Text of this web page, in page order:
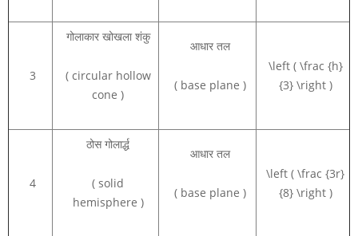
3
गोलाकार खोखला शंकु
( circular hollow
cone )
आधार तल
( base plane )
\left ( \frac {h}
{3} \right )
4
ठोस गोलार्द्ध
( solid
hemisphere )
आधार तल
( base plane )
\left ( \frac {3r}
{8} \right )